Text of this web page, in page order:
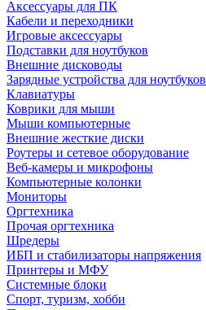
Аксессуары для ПК
Кабели и переходники
Игровые аксессуары
Подставки для ноутбуков
Внешние дисководы
Зарядные устройства для ноутбуков
Клавиатуры
Коврики для мыши
Мыши компьютерные
Внешние жесткие диски
Роутеры и сетевое оборудование
Веб-камеры и микрофоны
Компьютерные колонки
Мониторы
Оргтехника
Прочая оргтехника
Шредеры
ИБП и стабилизаторы напряжения
Принтеры и МФУ
Системные блоки
Спорт, туризм, хобби